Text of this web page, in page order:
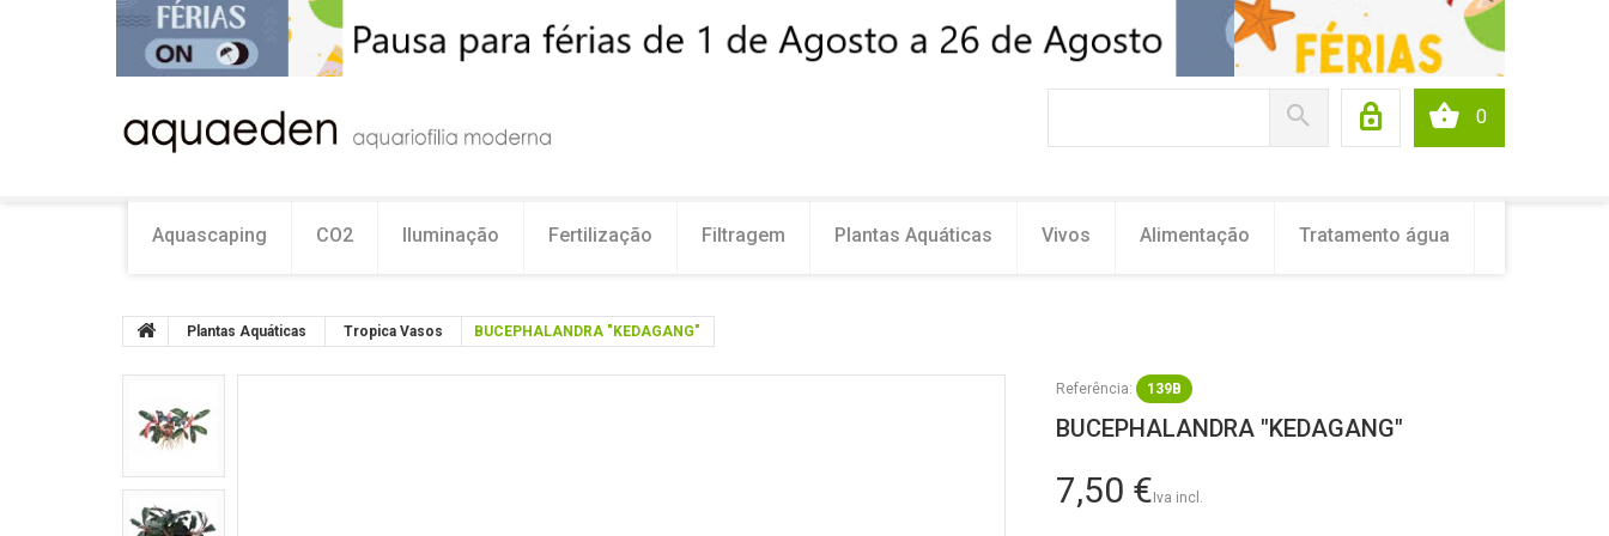
0
Aquascaping CO2 Iluminação Fertilização Filtragem Plantas Aquáticas Vivos Alimentação Tratamento água
Plantas Aquáticas Tropica Vasos BUCEPHALANDRA "KEDAGANG"
Referência: 139B
BUCEPHALANDRA "KEDAGANG"
7,50 €Iva incl.